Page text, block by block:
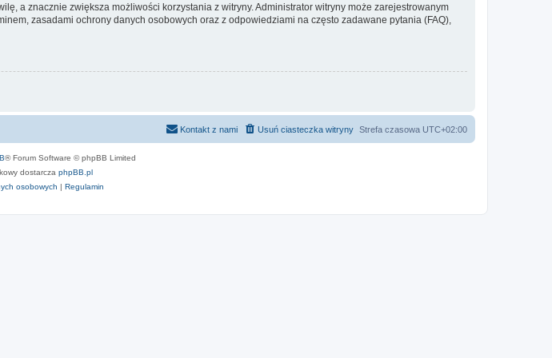
a znacznie zwiększa możliwości korzystania z witryny. Administrator witryny może zarejestrowanym
zasadami ochrony danych osobowych oraz z odpowiedziami na często zadawane pytania (FAQ),
Strefa czasowa UTC+02:00
Usuń ciasteczka witryny
Kontakt z nami
® Forum Software © phpBB Limited
dostarcza phpBB.pl
osobowych | Regulamin